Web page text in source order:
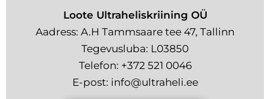
Loote Ultraheliskriining OÜ
Aadress: A.H Tammsaare tee 47, Tallinn
Tegevusluba: L03850
Telefon: +372 521 0046
E-post: info@ultraheli.ee